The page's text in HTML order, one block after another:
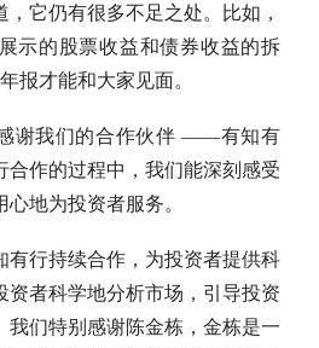
它仍有很多不足之处。比如，
示的股票收益和债券收益的拆
报才能和大家见面。
谢我们的合作伙伴 ——有知有
合作的过程中，我们能深刻感受
地为投资者服务。
有行持续合作，为投资者提供科
资者科学地分析市场，引导投资
我们特别感谢陈金栋，金栋是一